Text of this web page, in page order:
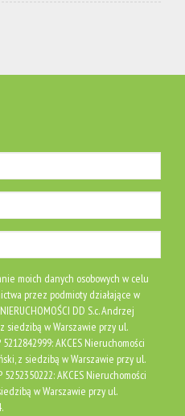
moich danych osobowych w celu
przez podmioty działające w
DD S.c. Andrzej
siedzibą w Warszawie przy ul.
AKCES Nieruchomości
z siedzibą w Warszawie przy ul.
AKCES Nieruchomości
w Warszawie przy ul.